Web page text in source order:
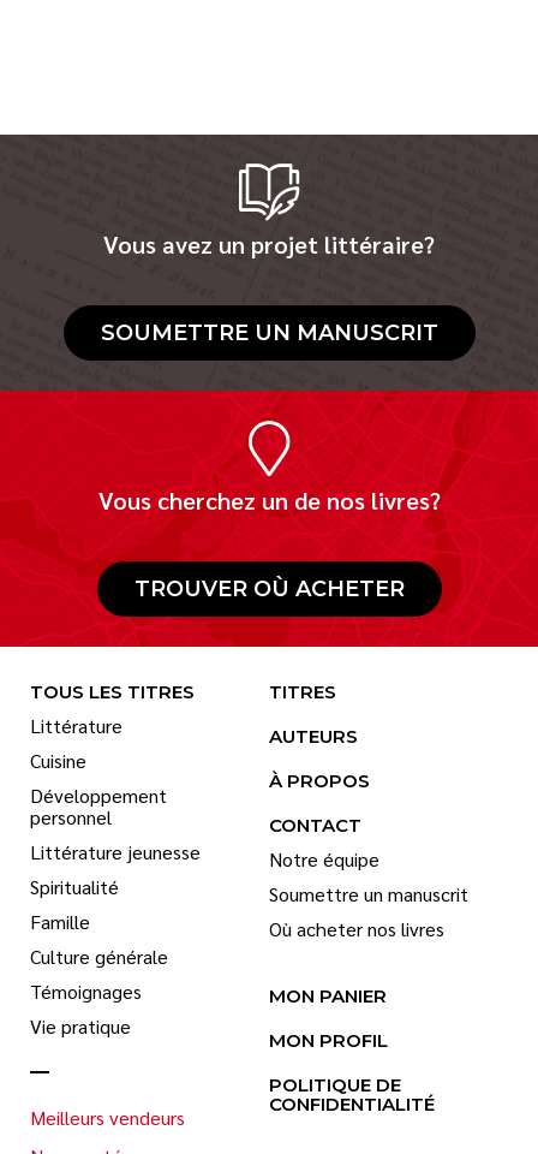
Vous avez un projet littéraire?
SOUMETTRE UN MANUSCRIT
Vous cherchez un de nos livres?
TROUVER OÙ ACHETER
TOUS LES TITRES
Littérature
Cuisine
Développement
personnel
Littérature jeunesse
Spiritualité
Famille
Culture générale
Témoignages
Vie pratique
Meilleurs vendeurs
TITRES
AUTEURS
À PROPOS
CONTACT
Notre équipe
Soumettre un manuscrit
Où acheter nos livres
MON PANIER
MON PROFIL
POLITIQUE DE
CONFIDENTIALITÉ